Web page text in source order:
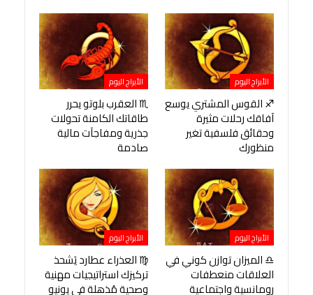
الأبراج اليوم
♐ القوس المشتري يوسع
آفاقك رحلات مثيرة
وحقائق فلسفية تغير
منظورك
الأبراج اليوم
♏ العقرب بلوتو يحرر
طاقاتك الكامنة تحولات
جذرية ومفاجآت مالية
صادمة
الأبراج اليوم
♎ الميزان توازن كوني في
العلاقات منعطفات
رومانسية واجتماعية
الأبراج اليوم
♍ العذراء عطارد يَشحذ
تركيزك استراتيجيات مهنية
وصحية مُذهلة في يونيو